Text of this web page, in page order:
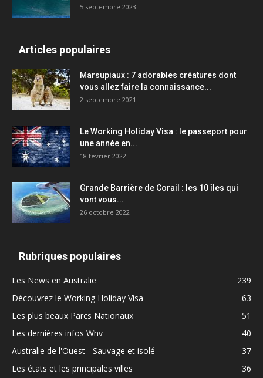
5 septembre 2023
Articles populaires
Marsupiaux : 7 adorables créatures dont
vous allez faire la connaissance...
2 septembre 2021
Le Working Holiday Visa : le passeport pour
une année en...
18 février 2022
Grande Barrière de Corail : les 10 îles qui
vont vous...
26 octobre 2022
Rubriques populaires
Les News en Australie
239
Découvrez le Working Holiday Visa
63
Les plus beaux Parcs Nationaux
51
Les dernières infos Whv
40
Australie de l'Ouest - Sauvage et isolé
37
Les états et les principales villes
36